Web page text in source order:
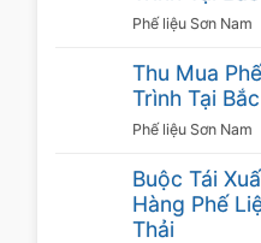
Phế liệu Sơn Nam
Thu Mua
Trình Tại
Phế liệu Sơn Nam
Buộc Tái
Hàng Phế
Thải